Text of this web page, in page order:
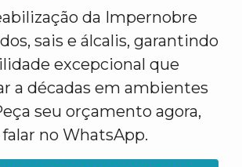
da Impernobre
sais e álcalis, garantindo
excepcional que
a décadas em ambientes
seu orçamento agora,
no WhatsApp.